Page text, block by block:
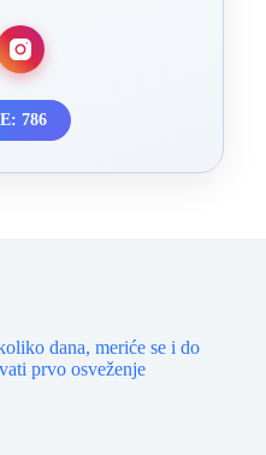
786
dana, meriće se i do
prvo osveženje